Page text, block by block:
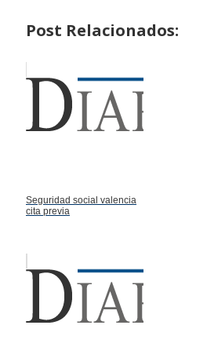
Post Relacionados:
Seguridad social valencia
cita previa